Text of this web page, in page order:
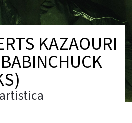
KAZAOURI